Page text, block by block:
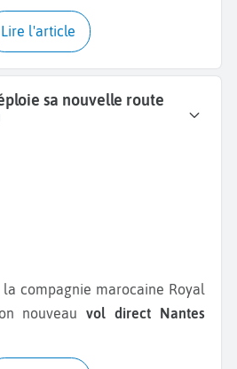
Lire l'article
sa nouvelle route
nouveauvol direct Nantes